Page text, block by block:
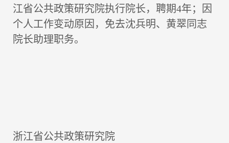
江省公共政策研究院执行院长，聘期4年；因
个人工作变动原因，免去沈兵明、黄翠同志
院长助理职务。
浙江省公共政策研究院